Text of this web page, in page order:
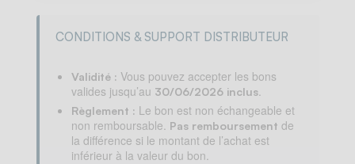
CONDITIONS & SUPPORT DISTRIBUTEUR
Validité : Vous pouvez accepter les bons
valides jusqu’au 30/06/2026 inclus.
Règlement : Le bon est non échangeable et
non remboursable. Pas remboursement de
la différence si le montant de l’achat est
inférieur à la valeur du bon.